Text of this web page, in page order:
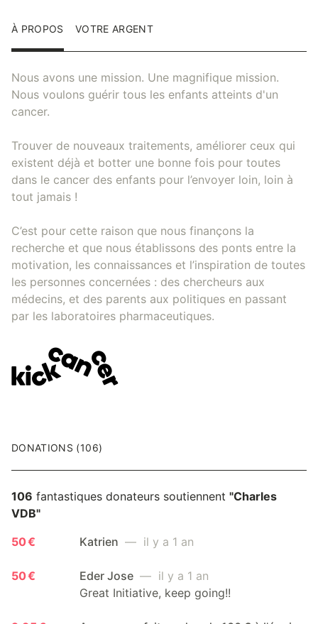
À PROPOS VOTRE ARGENT
Nous avons une mission. Une magnifique mission.
Nous voulons guérir tous les enfants atteints d'un
cancer.
Trouver de nouveaux traitements, améliorer ceux qui
existent déjà et botter une bonne fois pour toutes
dans le cancer des enfants pour l’envoyer loin, loin à
tout jamais !
C’est pour cette raison que nous finançons la
recherche et que nous établissons des ponts entre la
motivation, les connaissances et l’inspiration de toutes
les personnes concernées : des chercheurs aux
médecins, et des parents aux politiques en passant
par les laboratoires pharmaceutiques.
DONATIONS (106)
106 fantastiques donateurs soutiennent "Charles
VDB"
50 €
Katrien — il y a 1 an
50 € Eder Jose — il y a 1 an
Great Initiative, keep going!!